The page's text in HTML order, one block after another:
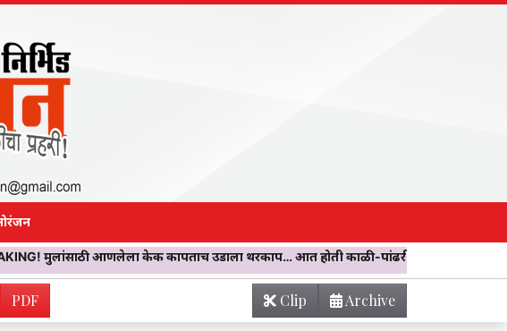
आणलेला केक कापताच उडाला थरकाप… आत होती काळी-पांढरी बुरशी! चिखलीच्या जयस्तंभ
PDF Archive
Clip